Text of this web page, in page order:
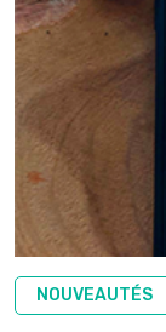
NOUVEAUTÉS